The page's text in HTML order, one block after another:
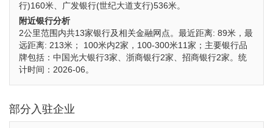
行)160米、广发银行(世纪大道支行)536米。
附近银行分析
2公里范围内共13家银行及相关金融网点。最近距离: 89米，最
远距离: 213米； 100米内2家，100-300米11家；主要银行品
牌包括：中国光大银行3家、浙商银行2家、招商银行2家。统
计时间：2026-06。
部分入驻企业